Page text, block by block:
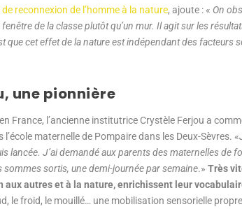
reconnexion de l’homme à la nature, ajoute : « On
de la classe plutôt qu’un mur. Il agit sur les
que cet effet de la nature est indépendant des facteurs
une pionnière
France, l’ancienne institutrice Crystèle Ferjou a
l’école maternelle de Pompaire dans les Deux-Sèvres. «
lancée. J’ai demandé aux parents des maternelles de
sommes sortis, une demi-journée par semaine.» Très
autres et à la nature, enrichissent leur
le froid, le mouillé… une mobilisation sensorielle